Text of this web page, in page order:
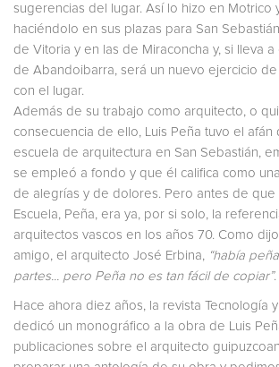
sugerencias del lugar. Así lo hizo en Motrico
haciéndolo en sus plazas para San
de Vitoria y en las de Miraconcha y, si lleva
de Abandoibarra, será un nuevo ejercicio
con el lugar.
Además de su trabajo como arquitecto, o
consecuencia de ello, Luis Peña tuvo el afán
escuela de arquitectura en San Sebastián,
se empleó a fondo y que él califica como
de alegrías y de dolores. Pero antes de que
Escuela, Peña, era ya, por si solo, la
arquitectos vascos en los años 70. Como
amigo, el arquitecto José Erbina,
“había
partes... pero Peña no es tan fácil de copiar”.
Hace ahora diez años, la revista Tecnología
dedicó un monográfico a la obra de Luis
publicaciones sobre el arquitecto